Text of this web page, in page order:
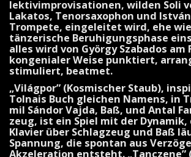
lektivimprovisationen, wilden Soli
Lakatos, Tenorsaxophon und
Trompete, eingeleitet wird, ehe
tänzerische Beruhi­gungsphase
alles wird von György Szabados am
kongenialer Weise punktiert,
stimuliert, beatmet.
„Világpor” (Kosmischer Staub),
Tolnais Buch gleichen Namens, in
mil Sándor Vajda, Baß, und Antal
zeug, ist ein Spiel mit der Dynamik,
Klavier über Schlagzeug und Baß
Spannung, die spontan aus
Akzeleration entsteht. „Tanczene”